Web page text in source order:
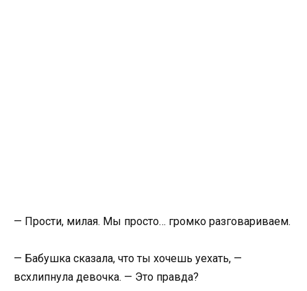
— Прости, милая. Мы просто… громко разговариваем.
— Бабушка сказала, что ты хочешь уехать, —
всхлипнула девочка. — Это правда?